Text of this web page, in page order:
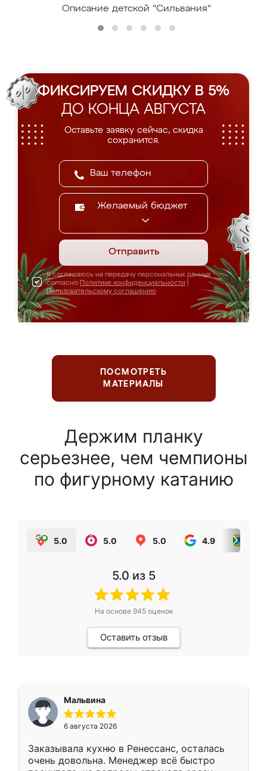
Описание детской "Сильвания"
ФИКСИРУЕМ СКИДКУ В 5%
ДО КОНЦА АВГУСТА
Оставьте заявку сейчас, скидка
сохранится.
Желаемый бюджет
Отправить
Я соглашаюсь на передачу персональных данных
согласно Политике конфиденциальности
Пользовательскому соглашению
ПОСМОТРЕТЬ
МАТЕРИАЛЫ
Держим планку
серьезнее, чем чемпионы
по фигурному катанию
5.0 5.0 5.0 4.9
5.0 из 5
На основе 945оценок
Оставить отзыв
Мальвина
6 августа 2026
Заказывала кухню в Ренессанс, осталась
очень довольна. Менеджер всё быстро